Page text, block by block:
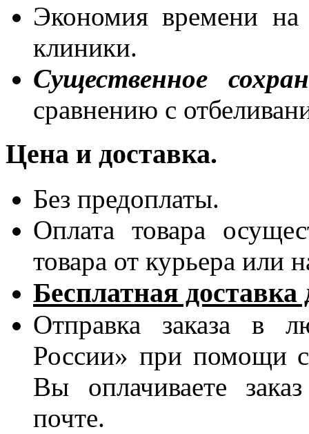
Экономия времени на
клиники.
Существенное
сравнению с
Цена и доставка.
Без предоплаты.
Оплата товара
товара от курьера или
Бесплатная
Отправка заказа в
России» при помощи
Вы оплачиваете
почте.